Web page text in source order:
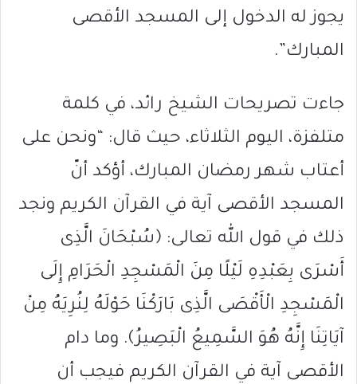
يجوز له الدخول إلى المسجد الأقصى
المبارك”.
جاءت تصريحات الشيخ رائد، في كلمة
متلفزة، اليوم الثلاثاء، حيث قال: “ونحن على
أعتاب شهر رمضان المبارك، أؤكد أنّ
المسجد الأقصى آية في القرآن الكريم ونجد
ذلك في قول الله تعالى: ﴿سُبْحَانَ الَّذِى
أَسْرَى بِعَبْدِهِ لَيْلًا مِنَ الْمَسْجِدِ الْحَرَامِ إِلَى
الْمَسْجِدِ الْأَقْصَى الَّذِى بَارَكْنَا حَوْلَهُ لِنُرِيَهُ مِنْ
آيَاتِنَا إِنَّهُ هُوَ السَّمِيعُ الْبَصِيرُ﴾. وما دام
الأقصى آية في القرآن الكريم فيجب أن